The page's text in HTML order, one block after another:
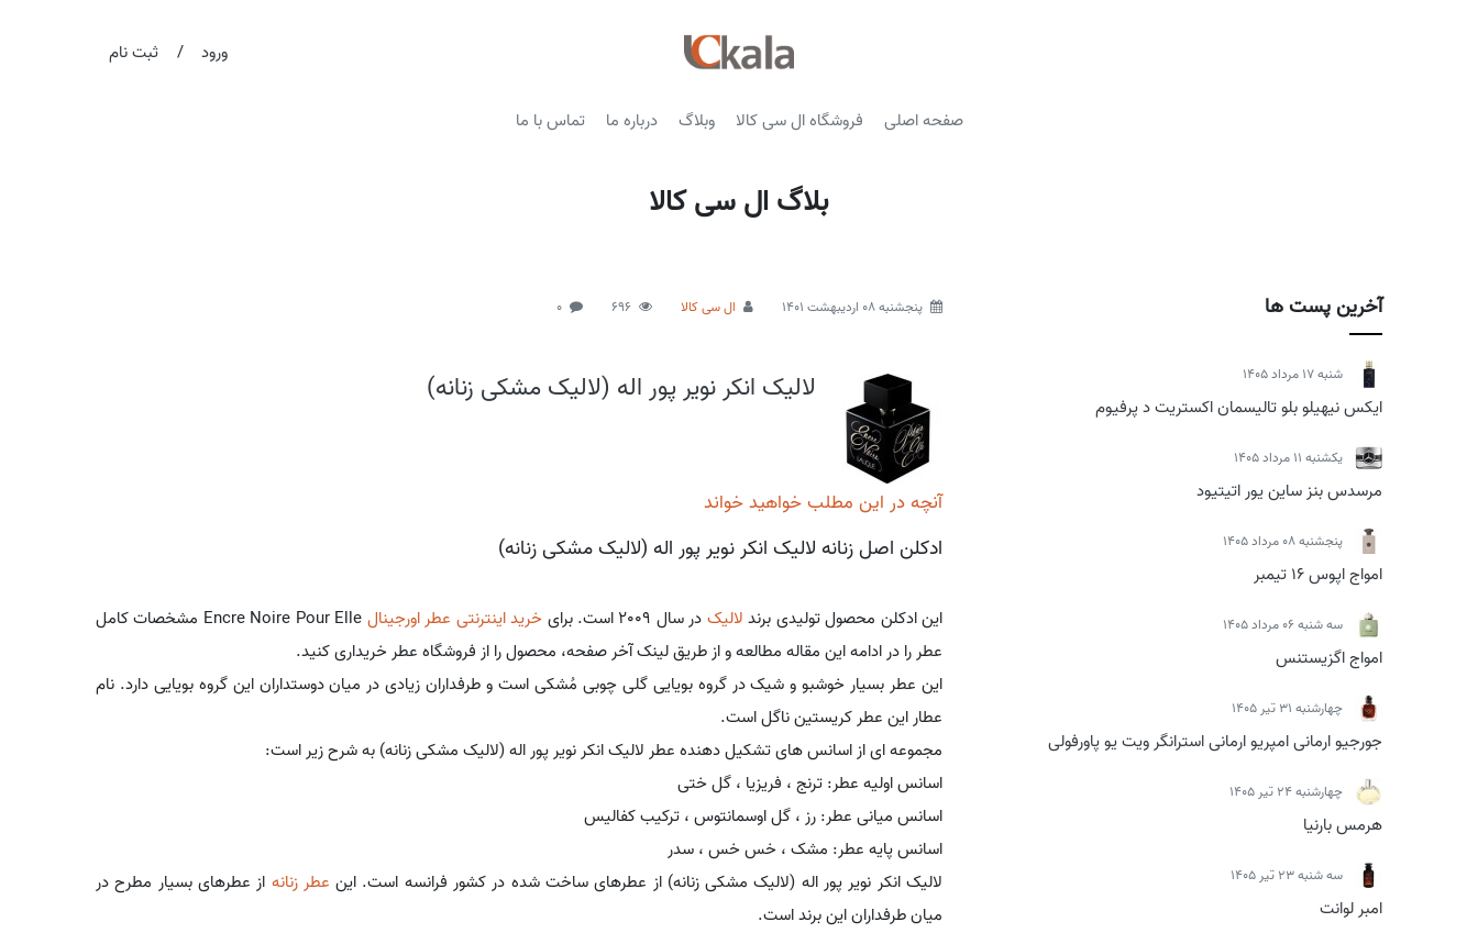
ورود / ثبت نام
صفحه اصلی فروشگاه ال سی کالا وبلاگ درباره ما تماس با ما
بلاگ ال سی کالا
آخرین پست ها
شنبه 17 مرداد 1405
ایکس نیهیلو بلو تالیسمان اکستریت د پرفیوم
يكشنبه 11 مرداد 1405
مرسدس بنز ساین یور اتیتیود
پنجشنبه 08 مرداد 1405
امواج اپوس 16 تیمبر
سه شنبه 06 مرداد 1405
امواج اگزیستنس
چهارشنبه 31 تیر 1405
جورجیو ارمانی امپریو ارمانی استرانگر ویت یو پاورفولی
چهارشنبه 24 تیر 1405
هرمس بارنیا
سه شنبه 23 تیر 1405
امبر لوانت
پنجشنبه 08 اردیبهشت 1401 ال سی کالا 696
0
لالیک انکر نویر پور اله (لالیک مشکی زنانه)
آنچه در این مطلب خواهید خواند
ادکلن اصل زنانه لالیک انکر نویر پور اله (لالیک مشکی زنانه)
این ادکلن محصول تولیدی برند لالیک در سال 2009 است. برای خرید اینترنتی عطر اورجینال
Encre Noire Pour Elle مشخصات کامل
عطر را در ادامه این مقاله مطالعه و از طریق لینک آخر صفحه، محصول را از فروشگاه عطر خریداری کنید.
این عطر بسیار خوشبو و شیک در گروه بویایی گلی چوبی مُشکی است و طرفداران زیادی در میان دوستداران این گروه بویایی دارد. نام
عطار این عطر کریستین ناگل است.
مجموعه ای از اسانس های تشکیل دهنده عطر لالیک انکر نویر پور اله (لالیک مشکی زنانه) به شرح زیر است:
اسانس اولیه عطر: ترنج ، فریزیا ، گل ختی
اسانس میانی عطر: رز ، گل اوسمانتوس ، ترکیب کفالیس
اسانس پایه عطر: مشک ، خس خس ، سدر
لالیک انکر نویر پور اله (لالیک مشکی زنانه) از عطرهای ساخت شده در کشور فرانسه است. این عطر زنانه از عطرهای بسیار مطرح در
میان طرفداران این برند است.